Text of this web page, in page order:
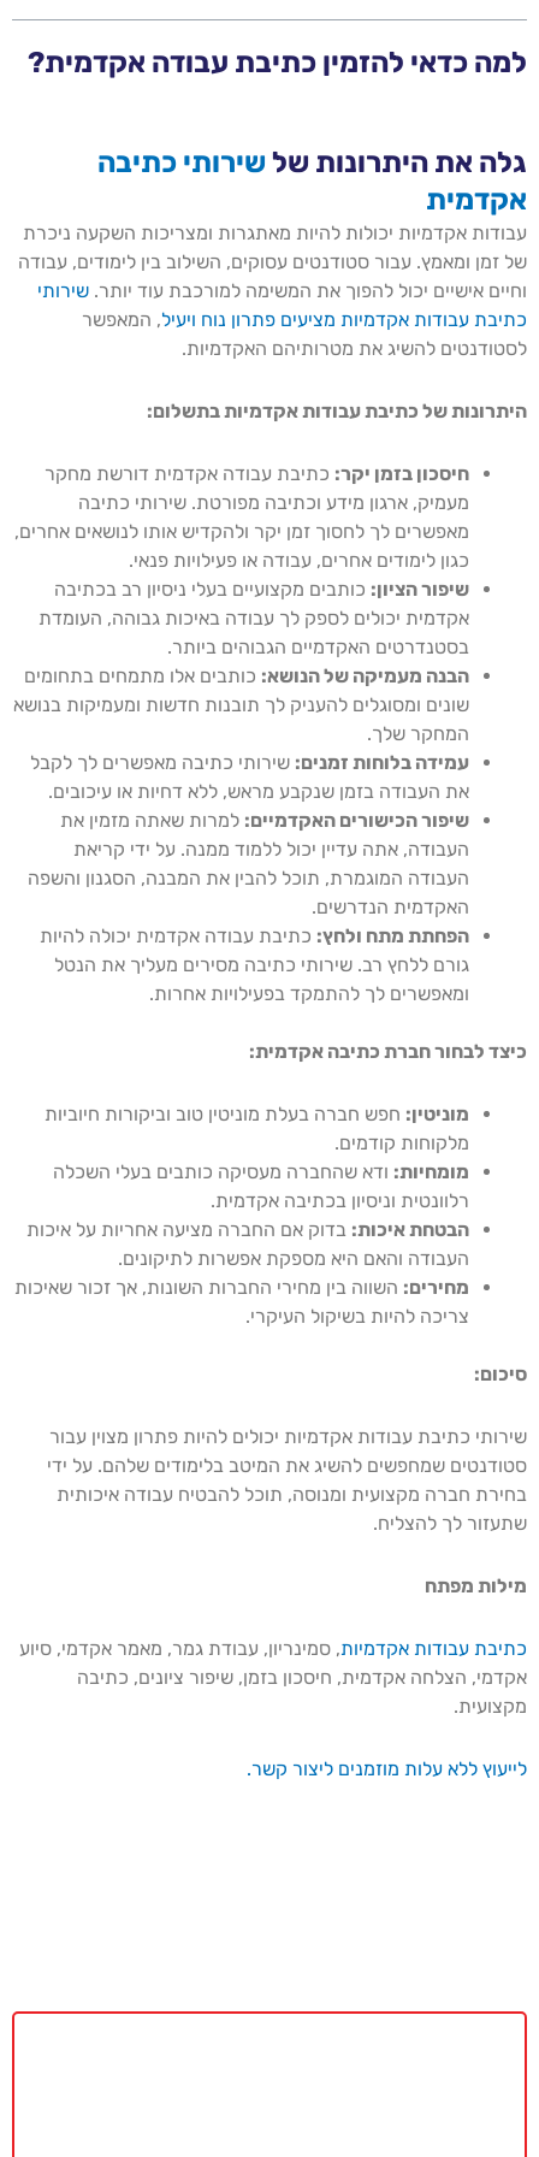
למה כדאי להזמין כתיבת עבודה אקדמית?
גלה את היתרונות של שירותי כתיבה
אקדמית
עבודות אקדמיות יכולות להיות מאתגרות ומצריכות השקעה ניכרת
של זמן ומאמץ. עבור סטודנטים עסוקים, השילוב בין לימודים, עבודה
וחיים אישיים יכול להפוך את המשימה למורכבת עוד יותר. שירותי
כתיבת עבודות אקדמיות מציעים פתרון נוח ויעיל, המאפשר
לסטודנטים להשיג את מטרותיהם האקדמיות.
היתרונות של כתיבת עבודות אקדמיות בתשלום:
חיסכון בזמן יקר: כתיבת עבודה אקדמית דורשת מחקר
מעמיק, ארגון מידע וכתיבה מפורטת. שירותי כתיבה
מאפשרים לך לחסוך זמן יקר ולהקדיש אותו לנושאים אחרים,
כגון לימודים אחרים, עבודה או פעילויות פנאי.
שיפור הציון: כותבים מקצועיים בעלי ניסיון רב בכתיבה
אקדמית יכולים לספק לך עבודה באיכות גבוהה, העומדת
בסטנדרטים האקדמיים הגבוהים ביותר.
הבנה מעמיקה של הנושא: כותבים אלו מתמחים בתחומים
שונים ומסוגלים להעניק לך תובנות חדשות ומעמיקות בנושא
המחקר שלך.
עמידה בלוחות זמנים: שירותי כתיבה מאפשרים לך לקבל
את העבודה בזמן שנקבע מראש, ללא דחיות או עיכובים.
שיפור הכישורים האקדמיים: למרות שאתה מזמין את
העבודה, אתה עדיין יכול ללמוד ממנה. על ידי קריאת
העבודה המוגמרת, תוכל להבין את המבנה, הסגנון והשפה
האקדמית הנדרשים.
הפחתת מתח ולחץ: כתיבת עבודה אקדמית יכולה להיות
גורם ללחץ רב. שירותי כתיבה מסירים מעליך את הנטל
ומאפשרים לך להתמקד בפעילויות אחרות.
כיצד לבחור חברת כתיבה אקדמית:
מוניטין: חפש חברה בעלת מוניטין טוב וביקורות חיוביות
מלקוחות קודמים.
מומחיות: ודא שהחברה מעסיקה כותבים בעלי השכלה
רלוונטית וניסיון בכתיבה אקדמית.
הבטחת איכות: בדוק אם החברה מציעה אחריות על איכות
העבודה והאם היא מספקת אפשרות לתיקונים.
מחירים: השווה בין מחירי החברות השונות, אך זכור שאיכות
צריכה להיות בשיקול העיקרי.
סיכום:
שירותי כתיבת עבודות אקדמיות יכולים להיות פתרון מצוין עבור
סטודנטים שמחפשים להשיג את המיטב בלימודים שלהם. על ידי
בחירת חברה מקצועית ומנוסה, תוכל להבטיח עבודה איכותית
שתעזור לך להצליח.
מילות מפתח
כתיבת עבודות אקדמיות, סמינריון, עבודת גמר, מאמר אקדמי, סיוע
אקדמי, הצלחה אקדמית, חיסכון בזמן, שיפור ציונים, כתיבה
מקצועית.
לייעוץ ללא עלות מוזמנים ליצור קשר.